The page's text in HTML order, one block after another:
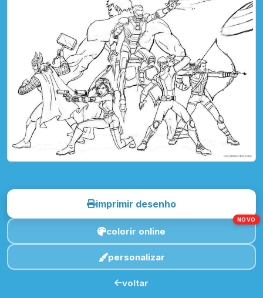
imprimir desenho
colorir online
NOVO
personalizar
voltar